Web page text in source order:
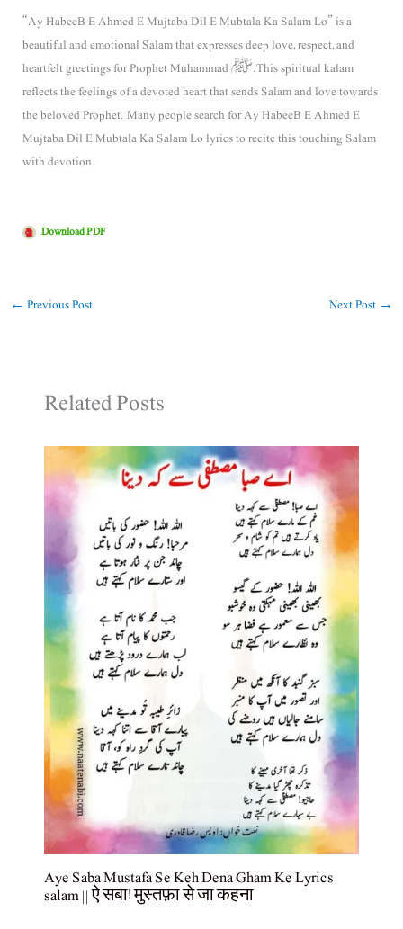
“Ay HabeeB E Ahmed E Mujtaba Dil E Mubtala Ka Salam Lo” is a
beautiful and emotional Salam that expresses deep love, respect, and
heartfelt greetings for
Prophet Muhammad ﷺ. This spiritual kalam
reflects the feelings of a devoted heart that sends Salam and love towards
the beloved Prophet. Many people search for Ay HabeeB E Ahmed E
Mujtaba Dil E Mubtala Ka Salam Lo lyrics to recite this touching Salam
with devotion.
Download PDF
← Previous Post Next Post →
Related Posts
Aye Saba Mustafa Se Keh Dena Gham Ke Lyrics
salam || ऐ सबा! मुस्तफ़ा से जा कहना